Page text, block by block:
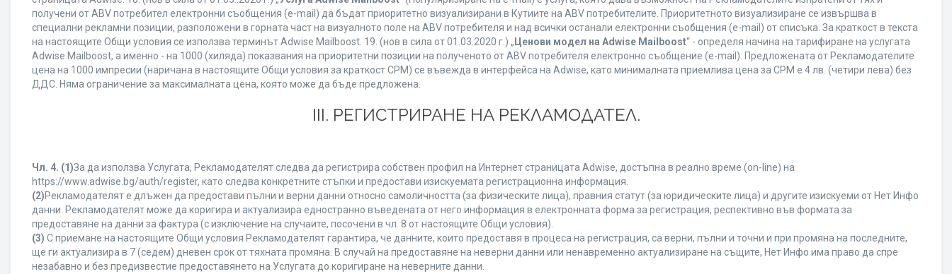
получени от ABV потребител електронни съобщения (e-mail) да бъдат приоритетно визуализирани в Кутиите на ABV потребителите. Приоритетното визуализиране се извършва в
специални рекламни позиции, разположени в горната част на визуалното поле на ABV потребителя и над всички останали електронни съобщения (e-mail) от списъка. За краткост в текста
на настоящите Общи условия се използва терминът Adwise Mailboost. 19. (нов в сила от 01.03.2020 г.) „ Ценови модел на Adwise Mailboost“ - определя начина на тарифиране на услугата
Adwise Mailboost, а именно - на 1000 (хиляда) показвания на приоритетни позиции на полученото от ABV потребителя електронно съобщение (e-mail). Предложената от Рекламодателите
цена на 1000 импресии (наричана в настоящите Общи условия за краткост CPM) се въвежда в интерфейса на Adwise, като минималната приемлива цена за CPM е 4 лв. (четири лева) без
ДДС. Няма ограничение за максималната цена, която може да бъде предложена.
ІІІ. РЕГИСТРИРАНЕ НА РЕКЛАМОДАТЕЛ.
Чл. 4. (1)За да използва Услугата, Рекламодателят следва да регистрира собствен профил на Интернет страницата Adwise, достъпна в реално време (on-line) на
https://www.adwise.bg/auth/register, като следва конкретните стъпки и предостави изискуемата регистрационна информация.
(2)Рекламодателят е длъжен да предостави пълни и верни данни относно самоличността (за физическите лица), правния статут (за юридическите лица) и другите изискуеми от Нет Инфо
данни. Рекламодателят може да коригира и актуализира едностранно въведената от него информация в електронната форма за регистрация, респективно във формата за
предоставяне на данни за фактура (с изключение на случаите, посочени в чл. 8 от настоящите Общи условия).
(3) С приемане на настоящите Общи условия Рекламодателят гарантира, че данните, които предоставя в процеса на регистрация, са верни, пълни и точни и при промяна на последните,
ще ги актуализира в 7 (седем) дневен срок от тяхната промяна. В случай на предоставяне на неверни данни или ненавременно актуализиране на същите, Нет Инфо има право да спре
незабавно и без предизвестие предоставянето на Услугата до коригиране на неверните данни.